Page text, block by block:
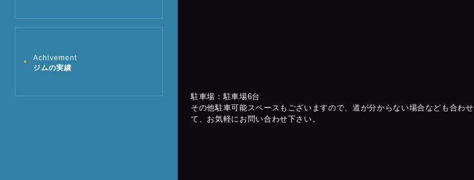
Achivement
ジムの実績
駐車場：駐車場6台
その他駐車可能スペースもございますので、道が分からない場合なども合わせ
て、お気軽にお問い合わせ下さい。